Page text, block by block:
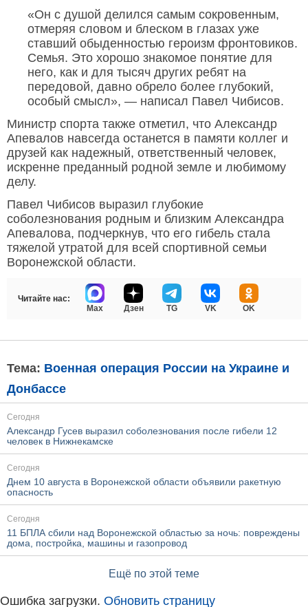
«Он с душой делился самым сокровенным,
отмеряя словом и блеском в глазах уже
ставший обыденностью героизм фронтовиков.
Семья. Это хорошо знакомое понятие для
него, как и для тысяч других ребят на
передовой, давно обрело более глубокий,
особый смысл», — написал Павел Чибисов.
Министр спорта также отметил, что Александр
Апевалов навсегда останется в памяти коллег и
друзей как надежный, ответственный человек,
искренне преданный родной земле и любимому
делу.
Павел Чибисов выразил глубокие
соболезнования родным и близким Александра
Апевалова, подчеркнув, что его гибель стала
тяжелой утратой для всей спортивной семьи
Воронежской области.
Читайте нас:
Max
Дзен TG VK OK
Тема: Военная операция России на Украине и
Донбассе
Сегодня
Александр Гусев выразил соболезнования после гибели 12
человек в Нижнекамске
Сегодня
Днем 10 августа в Воронежской области объявили ракетную
опасность
Сегодня
11 БПЛА сбили над Воронежской областью за ночь: повреждены
дома, постройка, машины и газопровод
Ещё по этой теме
Ошибка загрузки. Обновить страницу